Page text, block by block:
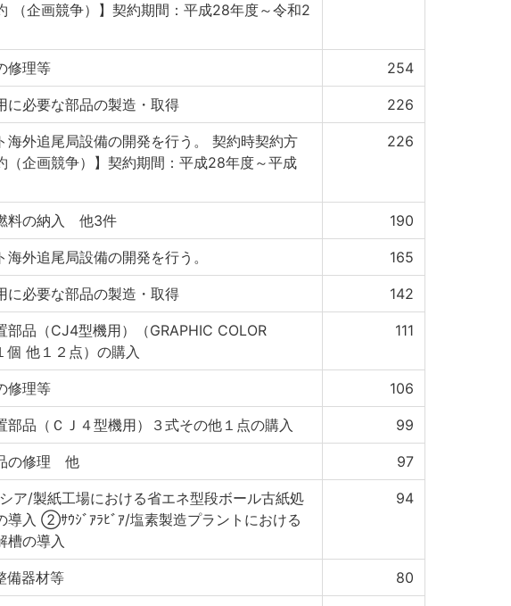
（企画競争）】契約期間：平成28年度～令和2
修理等 254
に必要な部品の製造・取得 226
海外追尾局設備の開発を行う。 契約時契約方
（企画競争）】契約期間：平成28年度～平成
226
料の納入 他3件 190
海外追尾局設備の開発を行う。 165
に必要な部品の製造・取得 142
部品（CJ4型機用）（GRAPHIC COLOR
個 他１２点）の購入
111
修理等 106
部品（ＣＪ４型機用）３式その他１点の購入 99
の修理 他 97
/製紙工場における省エネ型段ボール古紙処
導入 ②ｻｳｼﾞｱﾗﾋﾞｱ/塩素製造プラントにおける
槽の導入
94
備器材等 80